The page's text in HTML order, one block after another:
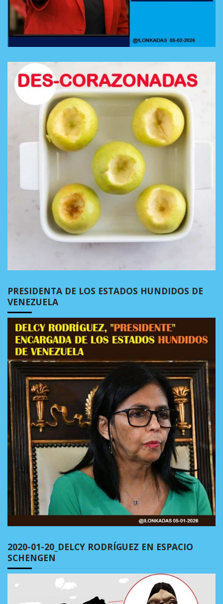
PRESIDENTA DE LOS ESTADOS HUNDIDOS DE
VENEZUELA
2020-01-20_DELCY RODRÍGUEZ EN ESPACIO
SCHENGEN